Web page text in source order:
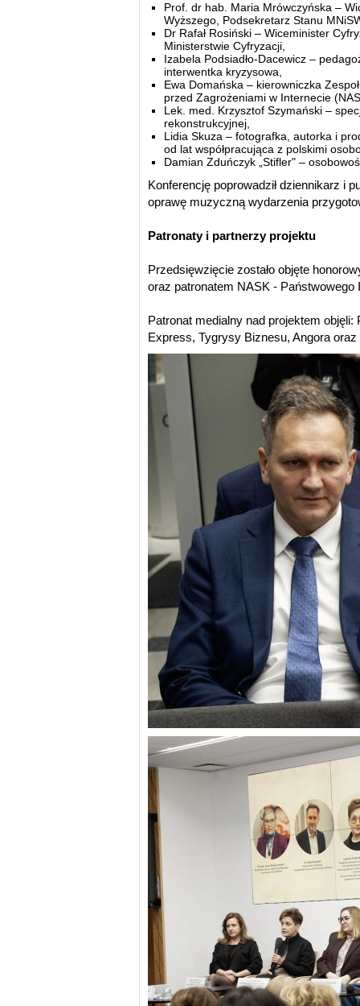
Prof. dr hab. Maria Mrówczyńska –
Wyższego, Podsekretarz Stanu
Dr Rafał Rosiński – Wiceminister
Ministerstwie Cyfryzacji,
Izabela Podsiadło-Dacewicz –
interwentka kryzysowa,
Ewa Domańska – kierowniczka
przed Zagrożeniami w Internecie
Lek. med. Krzysztof Szymański –
rekonstrukcyjnej,
Lidia Skuza – fotografka, autorka i
od lat współpracująca z polskimi
Damian Zduńczyk „Stifler" –
Konferencję poprowadził dziennikarz i
oprawę muzyczną wydarzenia
Patronaty i partnerzy projektu
Przedsięwzięcie zostało objęte
oraz patronatem NASK - Państwowego
Patronat medialny nad projektem
Express, Tygrysy Biznesu, Angora